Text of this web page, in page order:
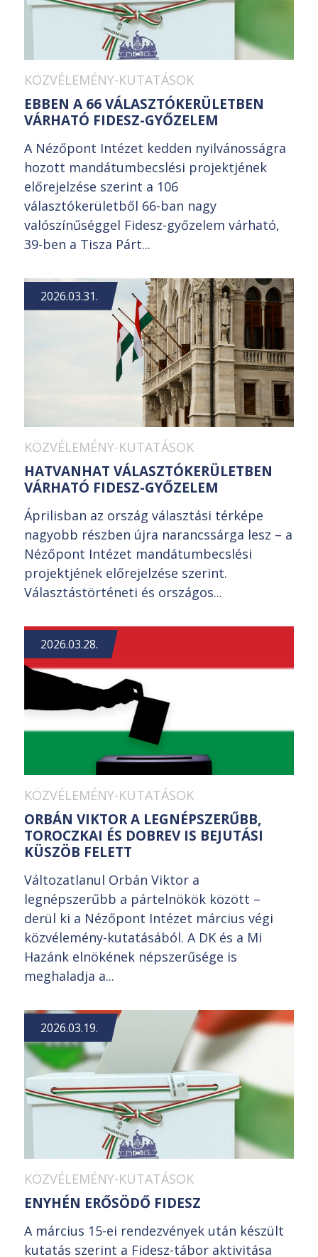
KÖZVÉLEMÉNY-KUTATÁSOK
EBBEN A 66 VÁLASZTÓKERÜLETBEN
VÁRHATÓ FIDESZ-GYŐZELEM
A Nézőpont Intézet kedden nyilvánosságra
hozott mandátumbecslési projektjének
előrejelzése szerint a 106
választókerületből 66-ban nagy
valószínűséggel Fidesz-győzelem várható,
39-ben a Tisza Párt...
2026.03.31.
KÖZVÉLEMÉNY-KUTATÁSOK
HATVANHAT VÁLASZTÓKERÜLETBEN
VÁRHATÓ FIDESZ-GYŐZELEM
Áprilisban az ország választási térképe
nagyobb részben újra narancssárga lesz – a
Nézőpont Intézet mandátumbecslési
projektjének előrejelzése szerint.
Választástörténeti és országos...
2026.03.28.
KÖZVÉLEMÉNY-KUTATÁSOK
ORBÁN VIKTOR A LEGNÉPSZERŰBB,
TOROCZKAI ÉS DOBREV IS BEJUTÁSI
KÜSZÖB FELETT
Változatlanul Orbán Viktor a
legnépszerűbb a pártelnökök között –
derül ki a Nézőpont Intézet március végi
közvélemény-kutatásából. A DK és a Mi
Hazánk elnökének népszerűsége is
meghaladja a...
2026.03.19.
KÖZVÉLEMÉNY-KUTATÁSOK
ENYHÉN ERŐSÖDŐ FIDESZ
A március 15-ei rendezvények után készült
kutatás szerint a Fidesz-tábor aktivitása